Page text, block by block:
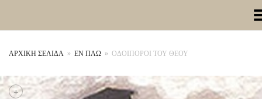
Toggle
ΑΡΧΙΚΉ ΣΕΛΊΔΑ » ΕΝ ΠΛΩ » ΟΔΟΙΠΟΡΟΙ ΤΟΥ ΘΕΟΥ
+